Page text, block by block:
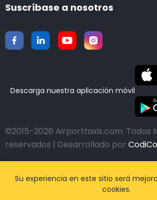
Suscríbase a nosotros
Descarga nuestra aplicación móvil
©2015-2026 Airporttaxis.com. Todos
reservados | Desarrollado por
Su experiencia en este sitio será
cookies.